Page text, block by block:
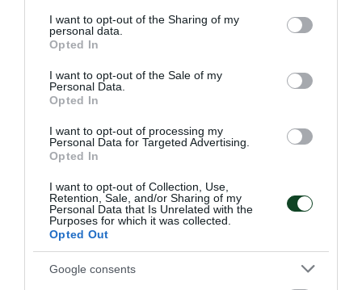
not limited to your visit or usage behaviour. You may click to
grant or deny consent to Google and its third-party tags to
use your data for below specified purposes in below Google
consent section.
I want to opt-out of the Sharing of my
personal data.
Opted In
I want to opt-out of the Sale of my
Personal Data.
Opted In
I want to opt-out of processing my
Personal Data for Targeted Advertising.
Opted In
I want to opt-out of Collection, Use,
Retention, Sale, and/or Sharing of my
Personal Data that Is Unrelated with the
Purposes for which it was collected.
Opted Out
Google consents